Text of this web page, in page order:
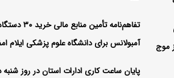
موج
تفاهم‌نامه تأمین منابع مالی خرید ۳۰
آمبولانس برای دانشگاه علوم پزشکی ایلام
پایان ساعت کاری ادارات استان در روز شنبه